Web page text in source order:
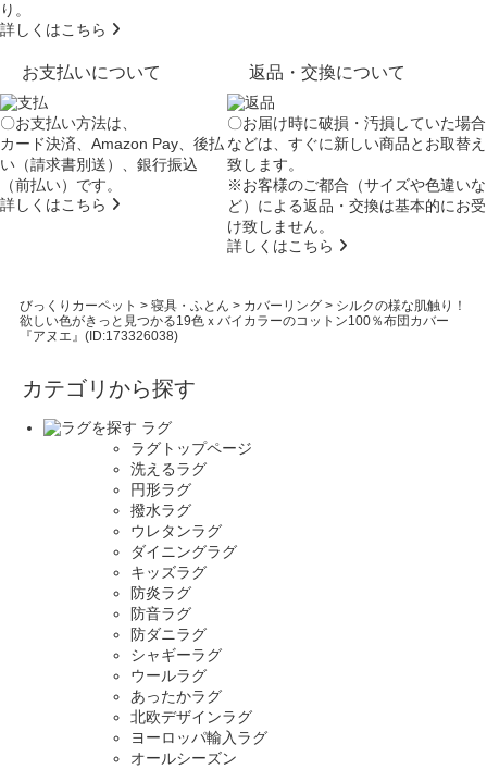
り。
詳しくはこちら
お支払いについて
〇お支払い方法は、
カード決済、Amazon Pay、後払
い（請求書別送）、銀行振込
（前払い）です。
詳しくはこちら
返品・交換について
〇お届け時に破損・汚損していた場合
などは、すぐに新しい商品とお取替え
致します。
※お客様のご都合（サイズや色違いな
ど）による返品・交換は基本的にお受
け致しません。
詳しくはこちら
びっくりカーペット > 寝具・ふとん > カバーリング> シルクの様な肌触り！
欲しい色がきっと見つかる19色ｘバイカラーのコットン100％布団カバー
『アヌエ』(ID:173326038)
カテゴリから探す
ラグ
ラグトップページ
洗えるラグ
円形ラグ
撥水ラグ
ウレタンラグ
ダイニングラグ
キッズラグ
防炎ラグ
防音ラグ
防ダニラグ
シャギーラグ
ウールラグ
あったかラグ
北欧デザインラグ
ヨーロッパ輸入ラグ
オールシーズン